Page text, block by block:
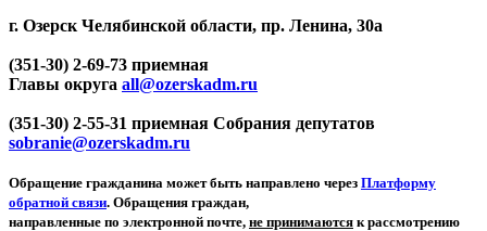
г. Озерск Челябинской области, пр. Ленина, 30а
(351-30) 2-69-73 приемная
Главы округа all@ozerskadm.ru
(351-30) 2-55-31 приемная Собрания депутатов
sobranie@ozerskadm.ru
Обращение гражданина может быть направлено через Платформу
обратной связи. Обращения граждан,
направленные по электронной почте, не принимаются к рассмотрению